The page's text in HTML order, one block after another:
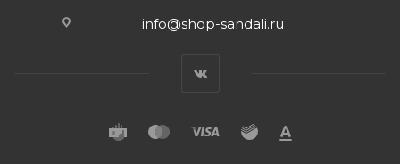
info@shop-sandali.ru